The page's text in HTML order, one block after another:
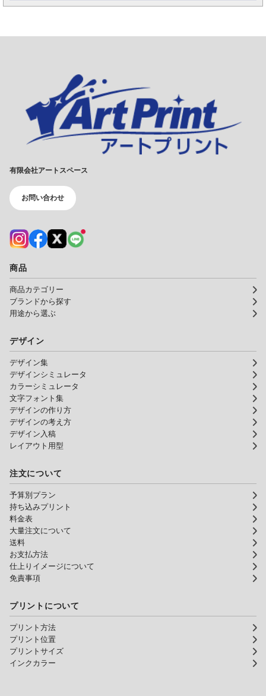
有限会社アートスペース
お問い合わせ
商品
商品カテゴリー
ブランドから探す
用途から選ぶ
デザイン
デザイン集
デザインシミュレータ
カラーシミュレータ
文字フォント集
デザインの作り方
デザインの考え方
デザイン入稿
レイアウト用型
注文について
予算別プラン
持ち込みプリント
料金表
大量注文について
送料
お支払方法
仕上りイメージについて
免責事項
プリントについて
プリント方法
プリント位置
プリントサイズ
インクカラー